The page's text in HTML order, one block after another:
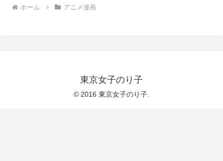
ホーム アニメ漫画
東京女子のり子
© 2016 東京女子のり子.